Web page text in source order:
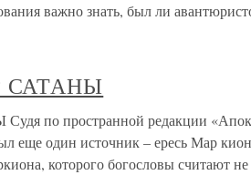
важно знать, был ли
САТАНЫ
по пространной редакции
еще один источник – ересь Мар
которого богословы считают